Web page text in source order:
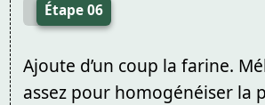
Étape 06
Ajoute d’un coup la farine.
assez pour homogénéiser la